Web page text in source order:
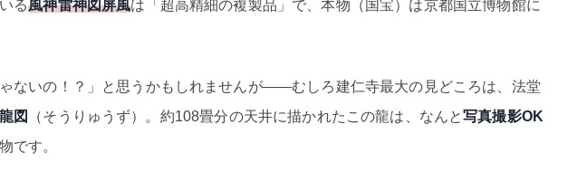
る風神雷神図屏風は「超高精細の複製品」で、本物（国宝）は京都国立博物館に
ゃないの！？」と思うかもしれませんが——むしろ建仁寺最大の見どころは、法堂
図 （そうりゅうず）。約108畳分の天井に描かれたこの龍は、なんと写真撮影OK
です。